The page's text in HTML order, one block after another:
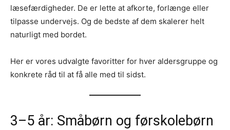
læsefærdigheder. De er lette at afkorte, forlænge eller
tilpasse undervejs. Og de bedste af dem skalerer helt
naturligt med bordet.
Her er vores udvalgte favoritter for hver aldersgruppe og
konkrete råd til at få alle med til sidst.
3–5 år: Småbørn og førskolebørn